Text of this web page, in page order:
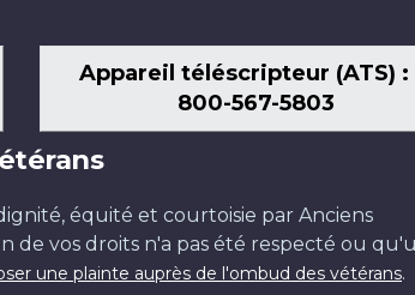
Appareil téléscripteur (ATS) :
800-567-5803
équité et courtoisie par Anciens
de vos droits n'a pas été respecté ou
une plainte auprès de l'ombud des vétérans.